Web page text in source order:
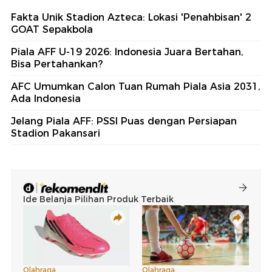
Fakta Unik Stadion Azteca: Lokasi 'Penahbisan' 2
GOAT Sepakbola
Piala AFF U-19 2026: Indonesia Juara Bertahan,
Bisa Pertahankan?
AFC Umumkan Calon Tuan Rumah Piala Asia 2031,
Ada Indonesia
Jelang Piala AFF: PSSI Puas dengan Persiapan
Stadion Pakansari